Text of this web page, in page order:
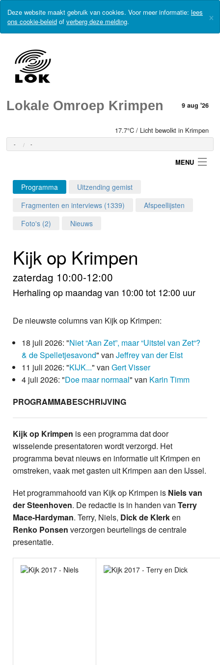
Deze website maakt gebruik van cookies. Voor meer informatie: lees
ons cookie-beleid of verberg deze melding. ×
Lokale Omroep Krimpen 9 aug '26
17.7°C / Licht bewolkt in Krimpen
- -
MENU
Login
Home
Nieuws
Foto's
Video
Webcam
Info
Programma
Uitzending gemist
Fragmenten en interviews (1339)
Afspeellijsten
Foto's (2)
Nieuws
Kijk op Krimpen
zaterdag 10:00-12:00
Herhaling op maandag van 10:00 tot 12:00 uur
De nieuwste columns van Kijk op Krimpen:
18 juli 2026: "Niet “Aan Zet”, maar “Uitstel van Zet“?
& de Spelletjesavond" van Jeffrey van der Elst
11 juli 2026: "KIJK..." van Gert Visser
4 juli 2026: "Doe maar normaal" van Karin Timm
PROGRAMMABESCHRIJVING
Kijk op Krimpen is een programma dat door
wisselende presentatoren wordt verzorgd. Het
programma bevat nieuws en informatie uit Krimpen en
omstreken, vaak met gasten uit Krimpen aan den IJssel.
Het programmahoofd van Kijk op Krimpen is Niels van
der Steenhoven. De redactie is in handen vanTerry
Mace-Hardyman. Terry, Niels, Dick de Klerken
Renko Ponsen verzorgen beurtelings de centrale
presentatie.